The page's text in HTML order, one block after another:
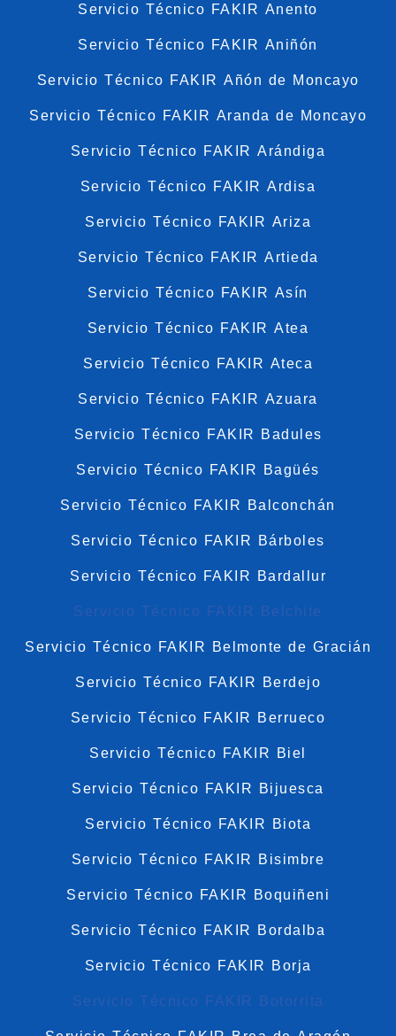
Servicio Técnico FAKIR Anento
Servicio Técnico FAKIR Aniñón
Servicio Técnico FAKIR Añón de Moncayo
Servicio Técnico FAKIR Aranda de Moncayo
Servicio Técnico FAKIR Arándiga
Servicio Técnico FAKIR Ardisa
Servicio Técnico FAKIR Ariza
Servicio Técnico FAKIR Artieda
Servicio Técnico FAKIR Asín
Servicio Técnico FAKIR Atea
Servicio Técnico FAKIR Ateca
Servicio Técnico FAKIR Azuara
Servicio Técnico FAKIR Badules
Servicio Técnico FAKIR Bagüés
Servicio Técnico FAKIR Balconchán
Servicio Técnico FAKIR Bárboles
Servicio Técnico FAKIR Bardallur
Servicio Técnico FAKIR Belchite
Servicio Técnico FAKIR Belmonte de Gracián
Servicio Técnico FAKIR Berdejo
Servicio Técnico FAKIR Berrueco
Servicio Técnico FAKIR Biel
Servicio Técnico FAKIR Bijuesca
Servicio Técnico FAKIR Biota
Servicio Técnico FAKIR Bisimbre
Servicio Técnico FAKIR Boquiñeni
Servicio Técnico FAKIR Bordalba
Servicio Técnico FAKIR Borja
Servicio Técnico FAKIR Botorrita